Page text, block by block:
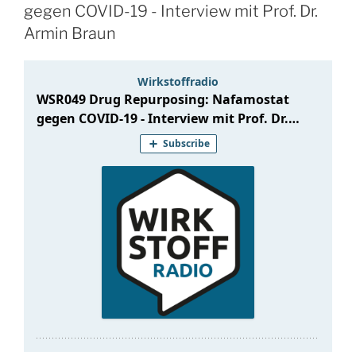
gegen COVID-19 - Interview mit Prof. Dr.
Armin Braun